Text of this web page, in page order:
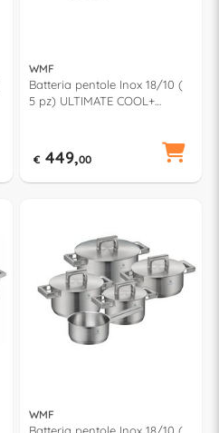
WMF
Batteria pentole Inox 18/10 (
5 pz) ULTIMATE COOL+
€ 449,00
WMF
Batteria pentole Inox 18/10 (